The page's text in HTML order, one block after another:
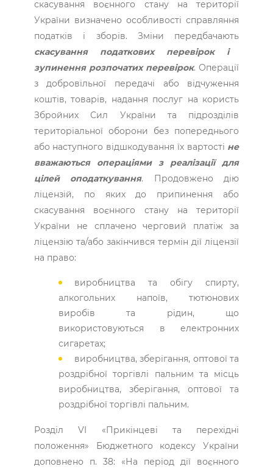
скасування воєнного стану на території
України визначено особливості справляння
податків і зборів. Зміни передбачають
скасування податкових перевірок і
зупинення розпочатих перевірок. Операції
з добровільної передачі або відчуження
коштів, товарів, надання послуг на користь
Збройних Сил України та підрозділів
територіальної оборони без попереднього
або наступного відшкодування їх вартості не
вважаються операціями з реалізації для
цілей оподаткування. Продовжено дію
ліцензій, по яких до припинення або
скасування воєнного стану на території
України не сплачено черговий платіж за
ліцензію та/або закінчився термін дії ліцензії
на право:
виробництва та обігу спирту,
алкогольних напоїв, тютюнових
виробів та рідин, що
використовуються в електронних
сигаретах;
виробництва, зберігання, оптової та
роздрібної торгівлі пальним та місць
виробництва, зберігання, оптової та
роздрібної торгівлі пальним.
Розділ VI «Прикінцеві та перехідні
положення» Бюджетного кодексу України
доповнено п. 38: «На період дії воєнного